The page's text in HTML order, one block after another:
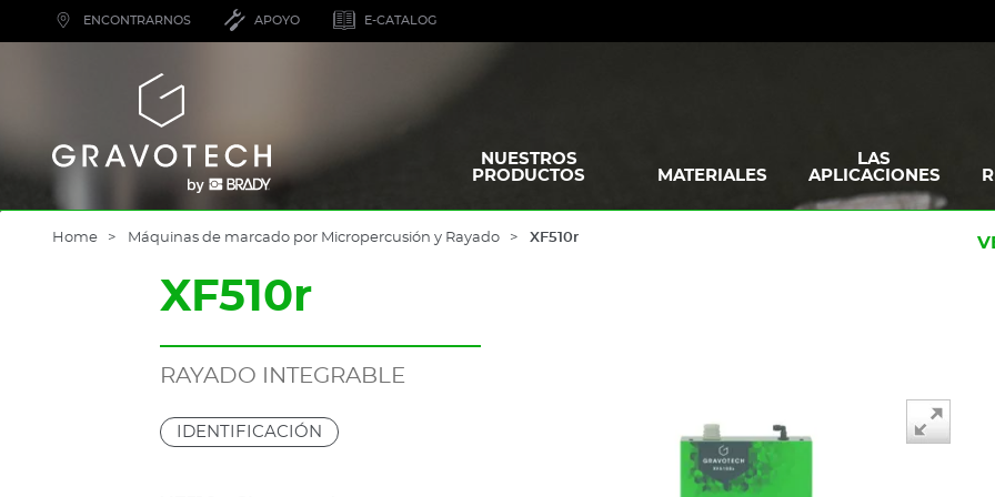
ENCONTRARNOS APOYO E-CATALOG
Gravotech
NUESTROS
PRODUCTOS
MATERIALES
LAS
APLICACIONES
Home Máquinas de marcado por Micropercusión y Rayado XF510r
XF510r
RAYADO INTEGRABLE
IDENTIFICACIÓN